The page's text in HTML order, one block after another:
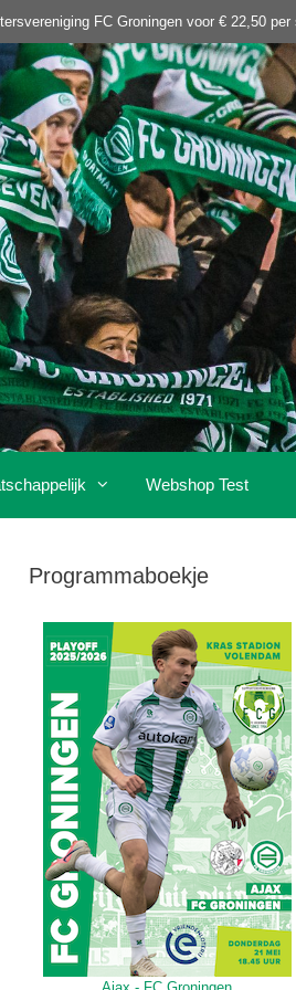
FC Groningen voor € 22,50 per
Webshop Test
Programmaboekje